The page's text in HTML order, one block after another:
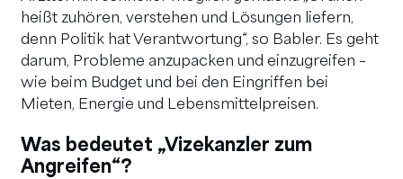
heißt zuhören, verstehen und Lösungen liefern,
denn Politik hat Verantwortung“, so Babler. Es geht
darum, Probleme anzupacken und einzugreifen –
wie beim Budget und bei den Eingriffen bei
Mieten, Energie und Lebensmittelpreisen.
Was bedeutet „Vizekanzler zum
Angreifen“?